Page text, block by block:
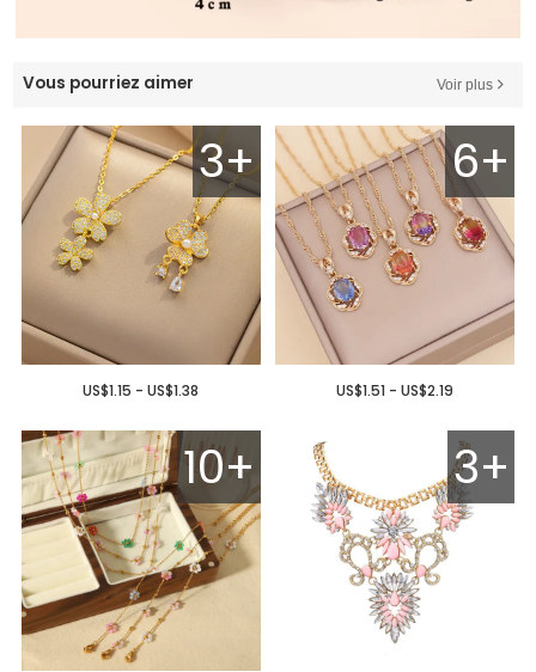
Vous pourriez aimer Voir plus
3+
US$1.15 - US$1.38
6+
US$1.51 - US$2.19
10+ 3+